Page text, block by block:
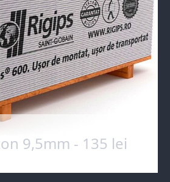
9,5mm - 135 lei